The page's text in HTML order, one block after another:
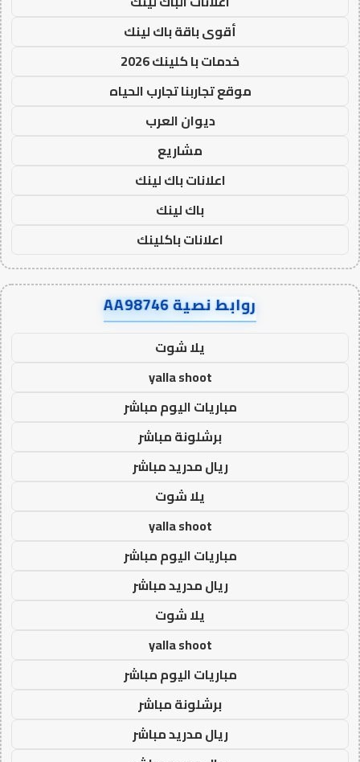
أقوى باقة باك لينك
خدمات با كلينك 2026
موقع تجاربنا تجارب الحياه
ديوان العرب
مشاريع
اعلانات باك لينك
باك لينك
اعلانات باكلينك
روابط نصية AA98746
يلا شوت
yalla shoot
مباريات اليوم مباشر
برشلونة مباشر
ريال مدريد مباشر
يلا شوت
yalla shoot
مباريات اليوم مباشر
ريال مدريد مباشر
يلا شوت
yalla shoot
مباريات اليوم مباشر
برشلونة مباشر
ريال مدريد مباشر